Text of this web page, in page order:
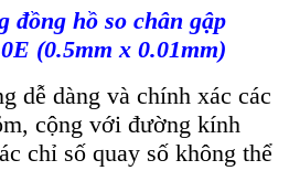
đồng hồ so chân gập
(0.5mm x 0.01mm)
dễ dàng và chính xác các
cộng với đường kính
chỉ số quay số không thể